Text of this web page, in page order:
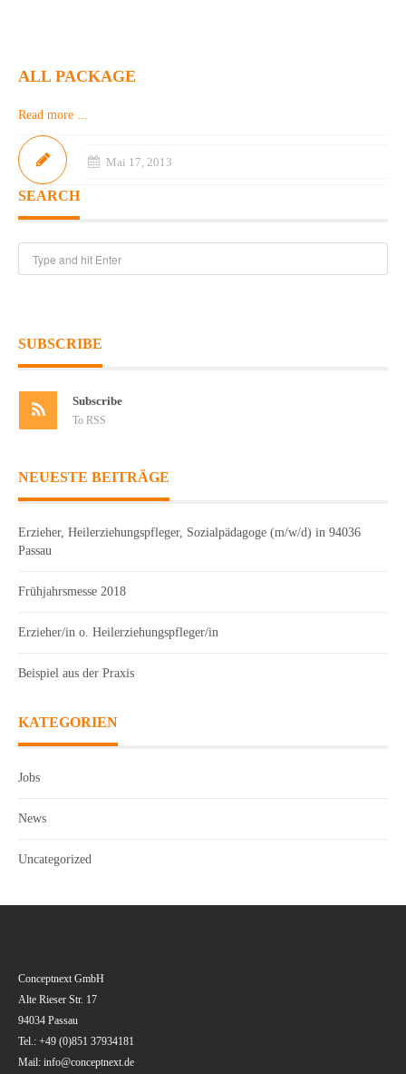
ALL PACKAGE
Read more ...
Mai 17, 2013
SEARCH
SUBSCRIBE
Subscribe
To RSS
NEUESTE BEITRÄGE
Erzieher, Heilerziehungspfleger, Sozialpädagoge (m/w/d) in 94036
Passau
Frühjahrsmesse 2018
Erzieher/in o. Heilerziehungspfleger/in
Beispiel aus der Praxis
KATEGORIEN
Jobs
News
Uncategorized
Conceptnext GmbH
Alte Rieser Str. 17
94034 Passau
Tel.: +49 (0)851 37934181
Mail: info@conceptnext.de